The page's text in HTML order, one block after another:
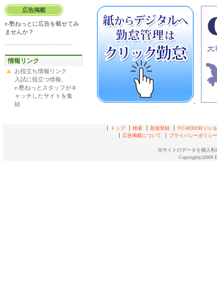
広告掲載
e-塾ねっとに広告を載せてみ
ませんか？
情報リンク
お役立ち情報リンク
入試に役立つ情報、
e-塾ねっとスタッフがキ
ャッチしたサイトを集
結
トップ 検索 新規登録
YU-HODOH いい
広告掲載について
プライバシーポリシー
当サイトのデータを個人
Copyright(c)2009